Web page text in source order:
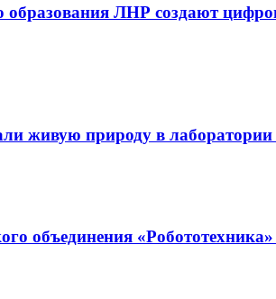
ЛНР создают
живую природу в
объединения